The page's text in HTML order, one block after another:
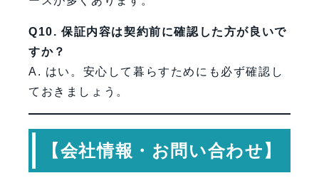
Q10. 保証内容は契約前に確認した方が良いで
すか？
A. はい。安心して暮らすためにも必ず確認し
ておきましょう。
【会社情報・お問い合わせ】